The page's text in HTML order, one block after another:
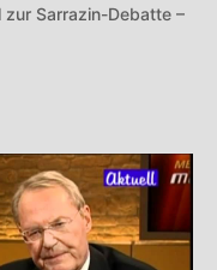
zur Sarrazin-Debatte –